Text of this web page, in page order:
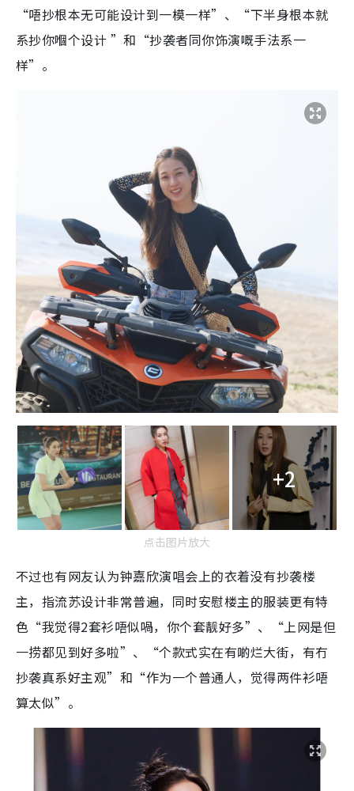
“唔抄根本无可能设计到一模一样”、“下半身根本就
系抄你嗰个设计 ”和“抄袭者同你饰演嘅手法系一
样”。
+2
点击图片放大
不过也有网友认为钟嘉欣演唱会上的衣着没有抄袭楼
主，指流苏设计非常普遍，同时安慰楼主的服装更有特
色“我觉得2套衫唔似喎，你个套靓好多”、“上网是但
一捞都见到好多啦”、“个款式实在有啲烂大街，有冇
抄袭真系好主观”和“作为一个普通人，觉得两件衫唔
算太似”。